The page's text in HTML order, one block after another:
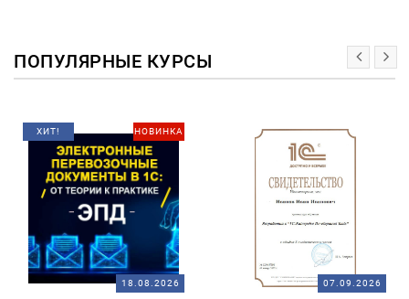
ПОПУЛЯРНЫЕ КУРСЫ
НОВИНКА
ХИТ!
18.08.2026 07.09.2026